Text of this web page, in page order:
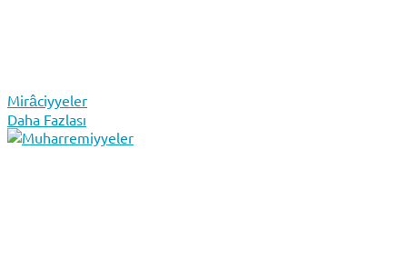
Mirâciyyeler
Daha Fazlası